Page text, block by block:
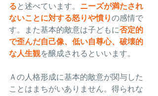
る と述べています。 ニーズが満たされ
ないことに対する怒りや憤りの感情で
す。また基本的敵意は子どもに否定的
で歪んだ自己像、低い自尊心、破壊的
な人生観を醸成されるといいます。
Ａの人格形成に基本的敵意が関与した
ことはまちがいありません。得られな